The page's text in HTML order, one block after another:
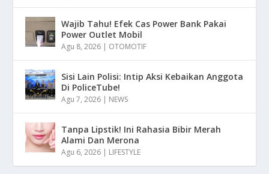
Wajib Tahu! Efek Cas Power Bank Pakai
Power Outlet Mobil
Agu 8, 2026 | OTOMOTIF
Sisi Lain Polisi: Intip Aksi Kebaikan Anggota
Di PoliceTube!
Agu 7, 2026 | NEWS
Tanpa Lipstik! Ini Rahasia Bibir Merah
Alami Dan Merona
Agu 6, 2026 | LIFESTYLE